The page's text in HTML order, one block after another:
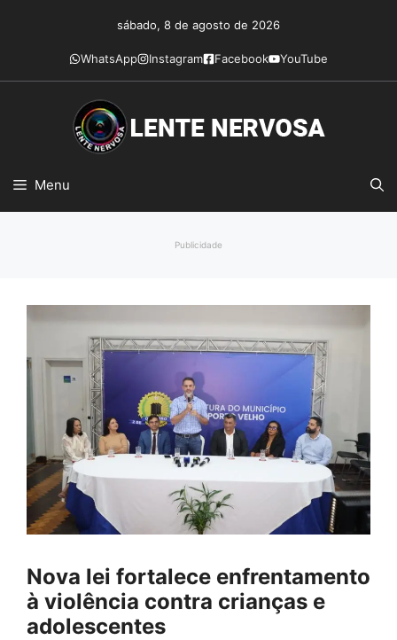
conteúdo
sábado, 8 de agosto de 2026
WhatsApp Instagram Facebook YouTube
Menu
Publicidade
Nova lei fortalece enfrentamento
à violência contra crianças e
adolescentes